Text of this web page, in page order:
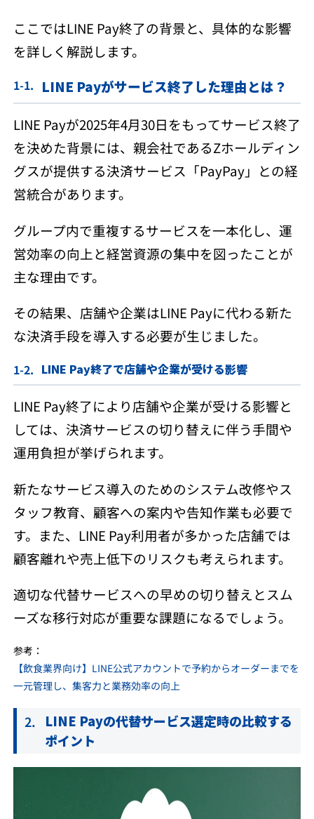
ここではLINE Pay終了の背景と、具体的な影響
を詳しく解説します。
LINE Payがサービス終了した理由とは？
LINE Payが2025年4月30日をもってサービス終了
を決めた背景には、親会社であるZホールディン
グスが提供する決済サービス「PayPay」との経
営統合があります。
グループ内で重複するサービスを一本化し、運
営効率の向上と経営資源の集中を図ったことが
主な理由です。
その結果、店舗や企業はLINE Payに代わる新た
な決済手段を導入する必要が生じました。
LINE Pay終了で店舗や企業が受ける影響
LINE Pay終了により店舗や企業が受ける影響と
しては、決済サービスの切り替えに伴う手間や
運用負担が挙げられます。
新たなサービス導入のためのシステム改修やス
タッフ教育、顧客への案内や告知作業も必要で
す。また、LINE Pay利用者が多かった店舗では
顧客離れや売上低下のリスクも考えられます。
適切な代替サービスへの早めの切り替えとスム
ーズな移行対応が重要な課題になるでしょう。
参考：
【飲食業界向け】LINE公式アカウントで予約からオーダーまでを
一元管理し、集客力と業務効率の向上
LINE Payの代替サービス選定時の比較する
ポイント